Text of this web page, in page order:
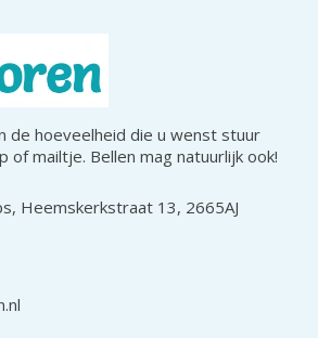
de hoeveelheid die u wenst stuur
of mailtje. Bellen mag natuurlijk ook!
Heemskerkstraat 13, 2665AJ